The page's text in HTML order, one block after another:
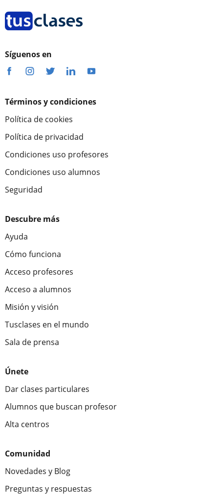
Síguenos en
Términos y condiciones
Política de cookies
Política de privacidad
Condiciones uso profesores
Condiciones uso alumnos
Seguridad
Descubre más
Ayuda
Cómo funciona
Acceso profesores
Acceso a alumnos
Misión y visión
Tusclases en el mundo
Sala de prensa
Únete
Dar clases particulares
Alumnos que buscan profesor
Alta centros
Comunidad
Novedades y Blog
Preguntas y respuestas